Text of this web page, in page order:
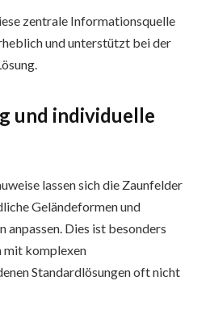
zentrale Informationsquelle
und unterstützt bei der
und individuelle
lassen sich die Zaunfelder
Geländeformen und
anpassen. Dies ist besonders
mit komplexen
Standardlösungen oft nicht